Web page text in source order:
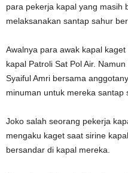
para pekerja kapal yang masih
melaksanakan santap sahur
Awalnya para awak kapal
kapal Patroli Sat Pol Air.
Syaiful Amri bersama
minuman untuk mereka santap
Joko salah seorang pekerja
mengaku kaget saat sirine
bersandar di kapal mereka.